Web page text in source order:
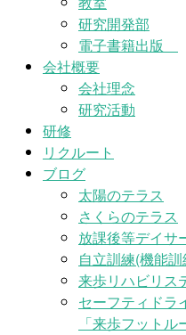
研究開発部
電子書籍出版
会社概要
会社理念
研究活動
研修
リクルート
ブログ
太陽のテラス
さくらのテラス
放課後等デイ
自立訓練(機能
来歩リハビリス
セーフティドラ
「来歩フットル